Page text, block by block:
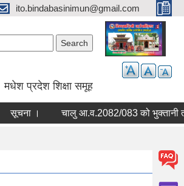
ito.bindabasinimun@gmail.com
मधेश प्रदेश शिक्षा समूह
सूचना ।